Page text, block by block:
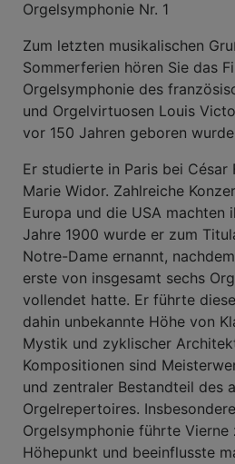
Orgelsymphonie Nr. 1
Zum letzten musikalischen
Sommerferien hören Sie das
Orgelsymphonie des
und Orgelvirtuosen Louis
vor 150 Jahren geboren
Er studierte in Paris bei César
Marie Widor. Zahlreiche
Europa und die USA machten
Jahre 1900 wurde er zum
Notre-Dame ernannt,
erste von insgesamt sechs
vollendet hatte. Er führte
dahin unbekannte Höhe von
Mystik und zyklischer
Kompositionen sind
und zentraler Bestandteil des
Orgelrepertoires.
Orgelsymphonie führte
Höhepunkt und beeinflusste